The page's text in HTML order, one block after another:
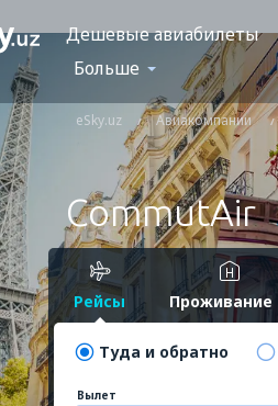
Дешевые авиабилеты
Больше
eSky.uz Авиакомпании
CommutAir
Рейсы Проживание
Туда и обратно
Вылет